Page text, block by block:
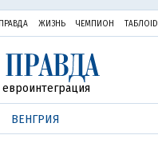
ЖИЗНЬ ЧЕМПИОН ТАБЛОID
ВЕНГРИЯ